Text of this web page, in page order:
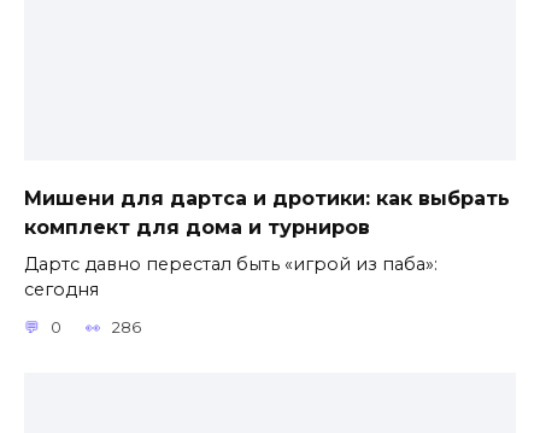
Мишени для дартса и дротики: как выбрать
комплект для дома и турниров
Дартс давно перестал быть «игрой из паба»:
сегодня
0 286